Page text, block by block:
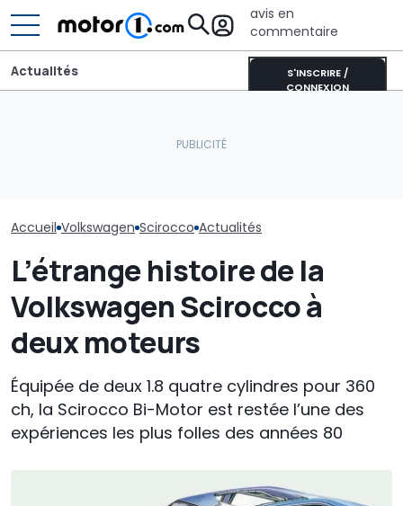
avis en
commentaire
S'INSCRIRE /
CONNEXION
Actualités
Accueil Volkswagen Scirocco Actualités
L’étrange histoire de la
Volkswagen Scirocco à
deux moteurs
Équipée de deux 1.8 quatre cylindres pour 360
ch, la Scirocco Bi-Motor est restée l’une des
expériences les plus folles des années 80